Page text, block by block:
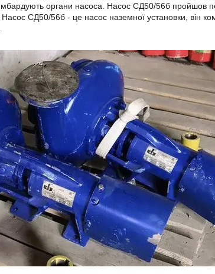
органи насоса. Насос СД50/56б пройшов
СД50/56б - це насос наземної установки, він